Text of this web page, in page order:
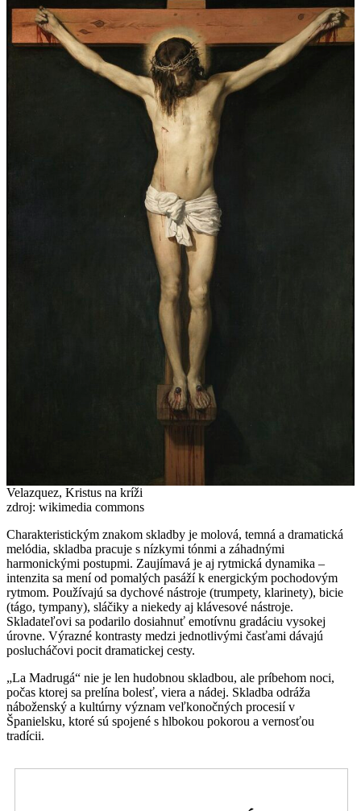
Velazquez, Kristus na kríži
zdroj: wikimedia commons
Charakteristickým znakom skladby je molová, temná a dramatická
melódia, skladba pracuje s nízkymi tónmi a záhadnými
harmonickými postupmi. Zaujímavá je aj rytmická dynamika –
intenzita sa mení od pomalých pasáží k energickým pochodovým
rytmom. Používajú sa dychové nástroje (trumpety, klarinety), bicie
(tágo, tympany), sláčiky a niekedy aj klávesové nástroje.
Skladateľovi sa podarilo dosiahnuť emotívnu gradáciu vysokej
úrovne. Výrazné kontrasty medzi jednotlivými časťami dávajú
poslucháčovi pocit dramatickej cesty.
„La Madrugá“ nie je len hudobnou skladbou, ale príbehom noci,
počas ktorej sa prelína bolesť, viera a nádej. Skladba odráža
náboženský a kultúrny význam veľkonočných procesií v
Španielsku, ktoré sú spojené s hlbokou pokorou a vernosťou
tradícii.